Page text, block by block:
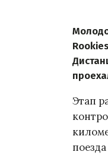
Этап